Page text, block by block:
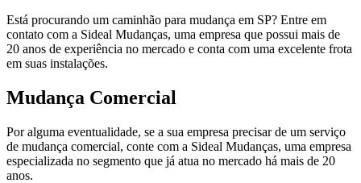
Está procurando um caminhão para mudança em SP? Entre em
contato com a Sideal Mudanças, uma empresa que possui mais de
20 anos de experiência no mercado e conta com uma excelente frota
em suas instalações.
Mudança Comercial
Por alguma eventualidade, se a sua empresa precisar de um serviço
de mudança comercial, conte com a Sideal Mudanças, uma empresa
especializada no segmento que já atua no mercado há mais de 20
anos.